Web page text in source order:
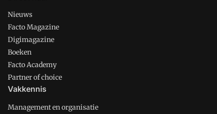
Nieuws
Facto Magazine
Digimagazine
Boeken
Facto Academy
Partner of choice
Vakkennis
Management en organisatie